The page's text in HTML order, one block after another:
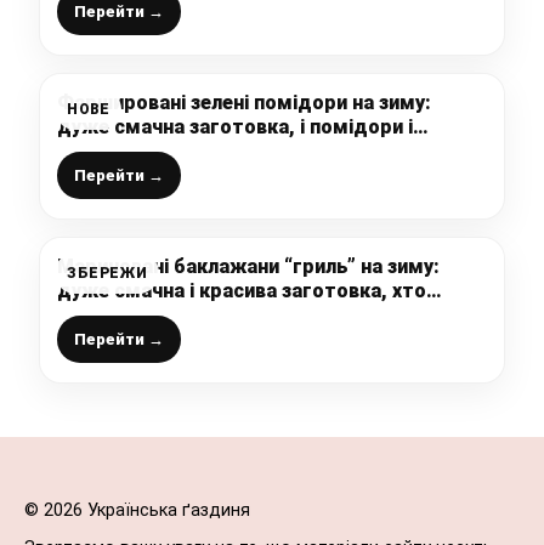
Перейти →
НОВЕ
Фаршировані зелені помідори на зиму:
дуже смачна заготовка, і помідори і
начинка – відмінні, готується просто і
зберігається без підвалу
Перейти →
ЗБЕРЕЖИ
Мариновані баклажани “гриль” на зиму:
дуже смачна і красива заготовка, хто
пробував, не вірять, що так легко і просто
готується
Перейти →
© 2026 Українська ґаздиня